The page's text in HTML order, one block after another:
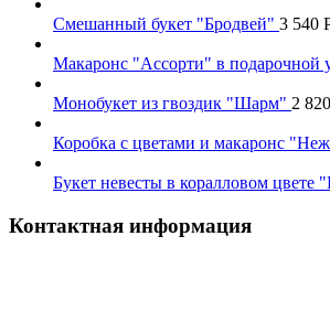
Смешанный букет "Бродвей" 3 540
Макаронс "Ассорти" в подарочной
Монобукет из гвоздик "Шарм" 2 820
Коробка с цветами и макаронс
Букет невесты в коралловом цвете
Контактная информация